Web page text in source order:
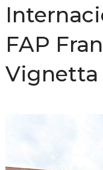
FAP
Vignetta